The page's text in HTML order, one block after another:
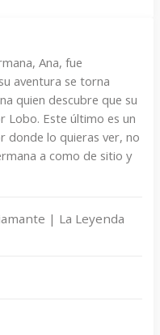
Ana, fue
aventura se torna
quien descubre que su
Lobo. Este último es un
donde lo quieras ver, no
a como de sitio y
| La Leyenda